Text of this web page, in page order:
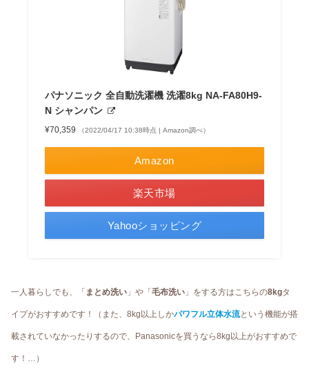
パナソニック 全自動洗濯機 洗濯8kg NA-FA80H9-
N シャンパン
¥70,359 （2022/04/17 10:38時点 | Amazon調べ）
Amazon
楽天市場
Yahooショッピング
一人暮らしでも、「 まとめ洗い 」や「 毛布洗い 」をする方はこちらの8kgタ
イプがおすすめです！（また、8kg以上しかパワフル立体水流という機能が搭
載されていなかったりするので、Panasonicを買うなら8kg以上がおすすめで
す！…）